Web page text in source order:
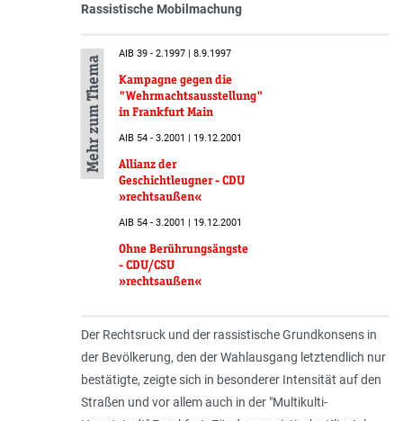
Rassistische Mobilmachung
Mehr zum Thema
AIB 39 - 2.1997 | 8.9.1997
Kampagne gegen die
"Wehrmachtsausstellung"
in Frankfurt Main
AIB 54 - 3.2001 | 19.12.2001
Allianz der
Geschichtleugner - CDU
»rechtsaußen«
AIB 54 - 3.2001 | 19.12.2001
Ohne Berührungsängste
- CDU/CSU
»rechtsaußen«
Der Rechtsruck und der rassistische Grundkonsens in
der Bevölkerung, den der Wahlausgang letztendlich nur
bestätigte, zeigte sich in besonderer Intensität auf den
Straßen und vor allem auch in der "Multikulti-